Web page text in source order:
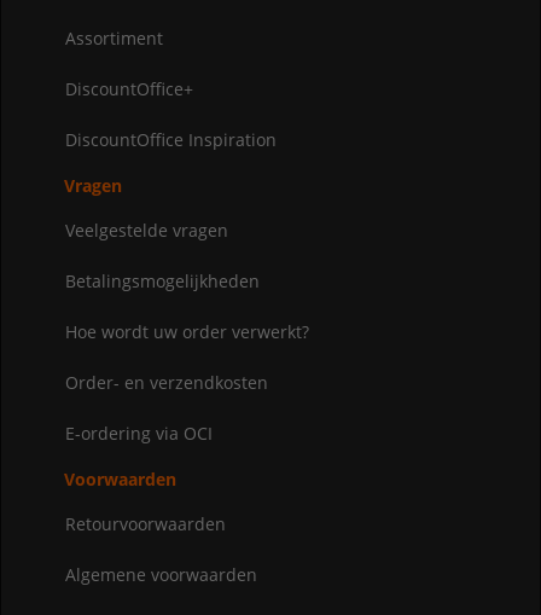
Assortiment
DiscountOffice+
DiscountOffice Inspiration
Vragen
Veelgestelde vragen
Betalingsmogelijkheden
Hoe wordt uw order verwerkt?
Order- en verzendkosten
E-ordering via OCI
Voorwaarden
Retourvoorwaarden
Algemene voorwaarden